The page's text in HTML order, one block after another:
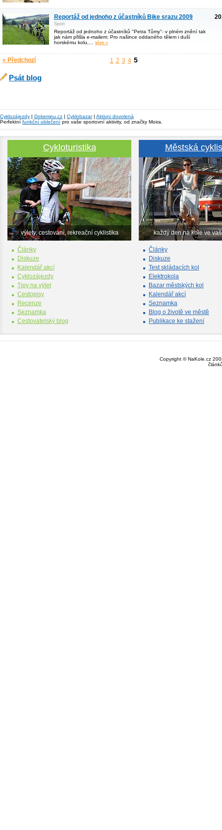
Reportáž od jednoho z účastníků Bike srazu 2009
Sport
Reportáž od jednoho z účastníků "Petra Tůmy"- v plném znění tak
jak nám přišla e-mailem: Pro našince oddaného tělem i duší
horskému kolu,… více »
« Předchozí 1 2 3 4 5
Psát blog
Cyklozájezdy | Dokempu.cz | Cyklobazar| Aktivni dovolená
Perfektní funkční oblečení pro vaše sportovní aktivity, od značky Moira.
Cykloturistika
výlety, cestování, rekreační cyklistika
Články
Diskuze
Kalendář akcí
Cyklozájezdy
Tipy na výlet
Cestopisy
Recenze
Seznamka
Cestovatelský blog
Městská
každý den na kole ve
Články
Diskuze
Test skládacích kol
Elektrokola
Bazar městských kol
Kalendář akcí
Seznamka
Blog o životě ve městě
Publikace ke stažení
Copyright © NaKole.cz